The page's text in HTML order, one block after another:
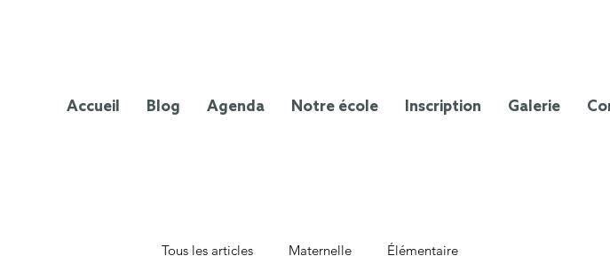
Accueil Blog Agenda Notre école Inscription Galerie
Tous les articles Maternelle Élémentaire